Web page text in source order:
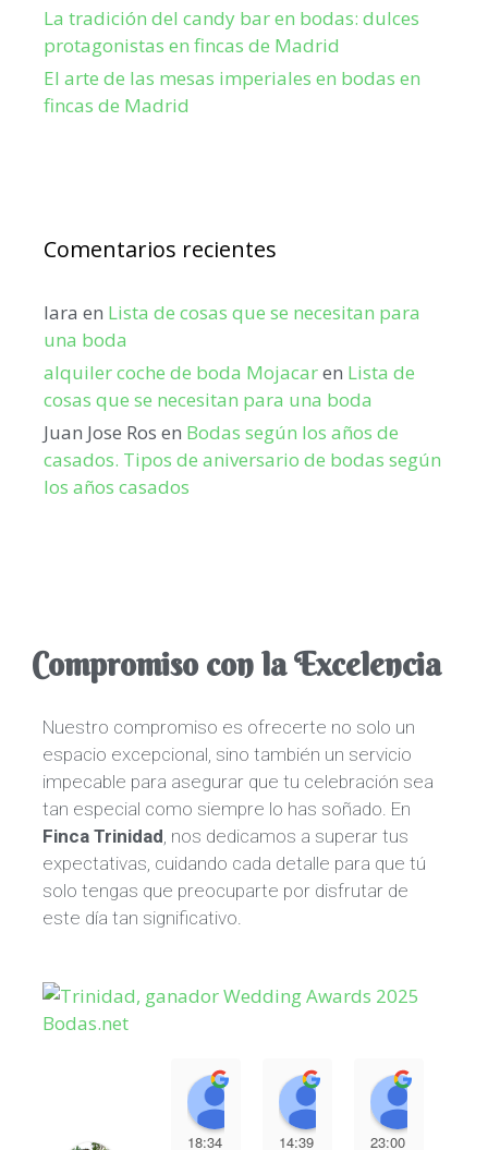
La tradición del candy bar en bodas: dulces
protagonistas en fincas de Madrid
El arte de las mesas imperiales en bodas en
fincas de Madrid
Comentarios recientes
lara en Lista de cosas que se necesitan para
una boda
alquiler coche de boda Mojacaren Lista de
cosas que se necesitan para una boda
Juan Jose Ros en Bodas según los años de
casados. Tipos de aniversario de bodas según
los años casados
Compromiso con la Excelencia
Nuestro compromiso es ofrecerte no solo un
espacio excepcional, sino también un servicio
impecable para asegurar que tu celebración sea
tan especial como siempre lo has soñado. En
Finca Trinidad, nos dedicamos a superar tus
expectativas, cuidando cada detalle para que tú
solo tengas que preocuparte por disfrutar de
este día tan significativo.
Nuria Gil Roldan
18:34
Maria Garcia
14:39
23:00